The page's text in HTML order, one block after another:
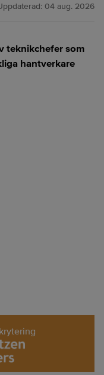
04 aug. 2026
teknikchefer som
hantverkare